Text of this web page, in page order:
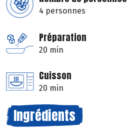
4 personnes
Préparation
20 min
Cuisson
20 min
Ingrédients